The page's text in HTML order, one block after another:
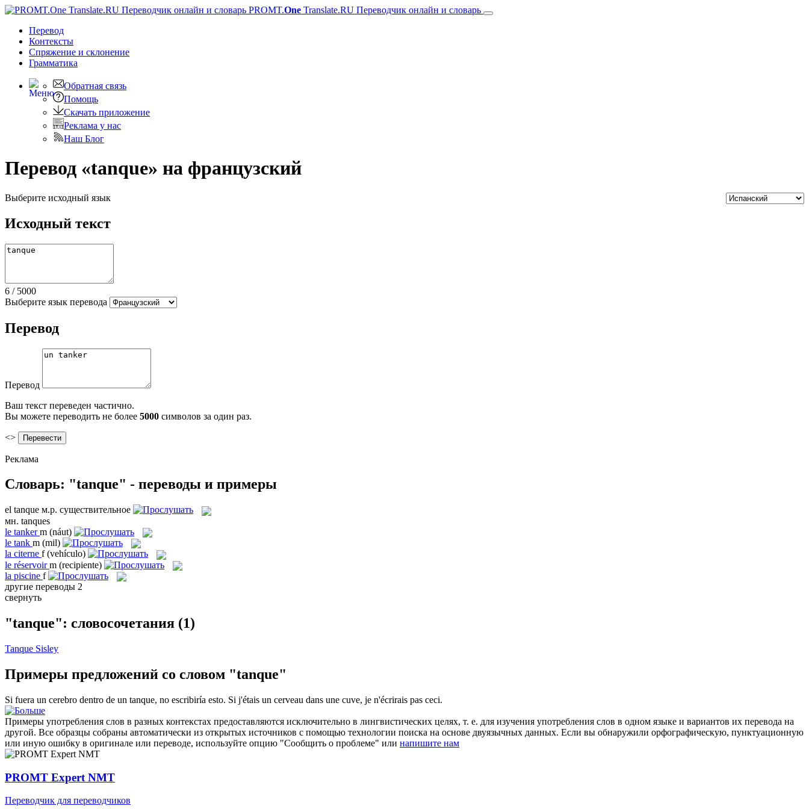
PROMT.One Translate.RU Переводчик онлайн и словарь
Перевод
Контексты
Спряжение и склонение
Грамматика
Обратная связь
Помощь
Скачать приложение
Реклама у нас
Наш Блог
Перевод «tanque» на французский
Выберите исходный язык
Исходный текст
6 / 5000
Выберите язык перевода
Перевод
Перевод
Ваш текст переведен частично.
Вы можете переводить не более 5000 символов за один раз.
<>
Реклама
Словарь: "tanque" - переводы и примеры
el tanque м.р. существительное
мн. tanques
le tanker m (náut)
le tank m (mil)
la citerne f (vehículo)
le réservoir m (recipiente)
la piscine f
другие переводы 2
свернуть
"tanque": словосочетания (1)
Tanque Sisley
Примеры предложений со словом "tanque"
Si fuera un cerebro dentro de un tanque, no escribiría esto. Si j'étais un cerveau dans une cuve, je n'écrirais pas ceci.
Примеры употребления слов в разных контекстах предоставляются исключительно в лингвистических целях, т. е. для изучения употребления слов в одном языке и вариантов их перевода на
другой. Все образцы собраны автоматически из открытых источников с помощью технологии поиска на основе двуязычных данных. Если вы обнаружили орфографическую, пунктуационную
или иную ошибку в оригинале или переводе, используйте опцию "Сообщить о проблеме" или напишите нам
PROMT Expert NMT
Переводчик для переводчиков